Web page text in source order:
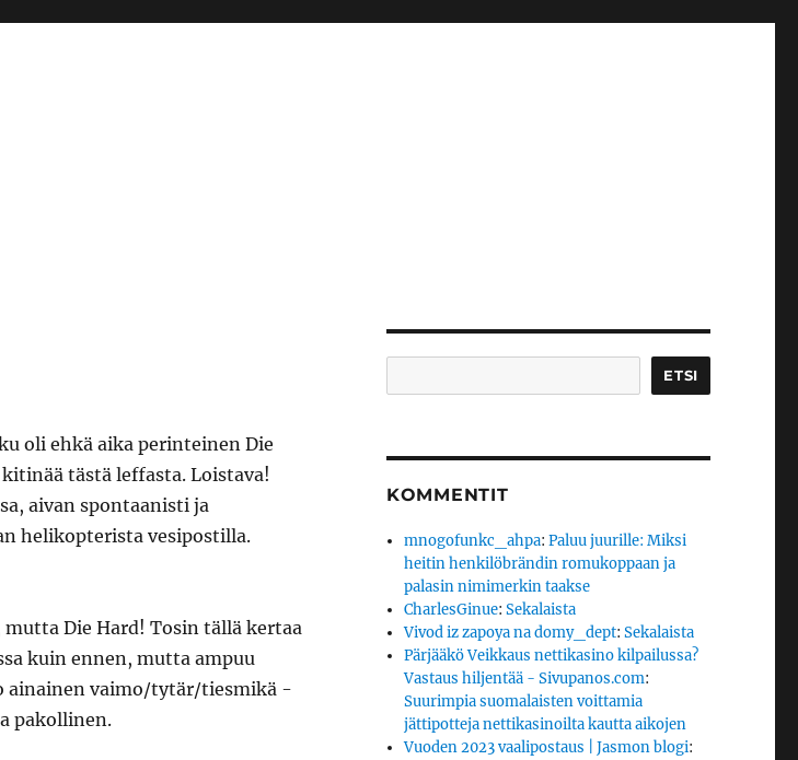
oli ehkä aika perinteinen Die
tästä leffasta. Loistava!
aivan spontaanisti ja
helikopterista vesipostilla.
Die Hard! Tosin tällä kertaa
kuin ennen, mutta ampuu
ainainen vaimo/tytär/tiesmikä -
pakollinen.
ETSI
KOMMENTIT
mnogofunkc_ahpa:Paluu juurille: Miksi
heitin henkilöbrändin romukoppaan ja
palasin nimimerkin taakse
CharlesGinue:Sekalaista
Vivod iz zapoya na domy_dept:Sekalaista
Pärjääkö Veikkaus nettikasino kilpailussa?
Vastaus hiljentää - Sivupanos.com:
Suurimpia suomalaisten voittamia
jättipotteja nettikasinoilta kautta aikojen
Vuoden 2023 vaalipostaus | Jasmon blogi: